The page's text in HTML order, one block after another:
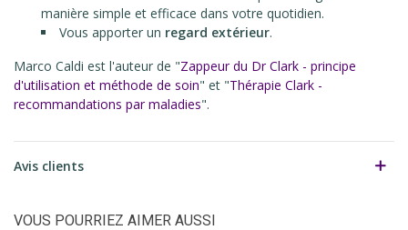
manière simple et efficace dans votre quotidien.
Vous apporter un regard extérieur.
Marco Caldi est l'auteur de "Zappeur du Dr Clark - principe
d'utilisation et méthode de soin" et "Thérapie Clark -
recommandations par maladies".
Avis clients
VOUS POURRIEZ AIMER AUSSI